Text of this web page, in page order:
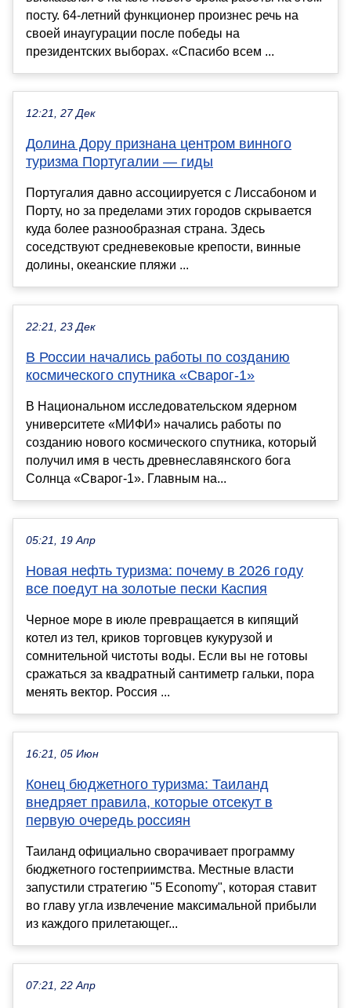
посту. 64-летний функционер произнес речь на
своей инаугурации после победы на
президентских выборах. «Спасибо всем ...
12:21, 27 Дек
Долина Дору признана центром винного
туризма Португалии — гиды
Португалия давно ассоциируется с Лиссабоном и
Порту, но за пределами этих городов скрывается
куда более разнообразная страна. Здесь
соседствуют средневековые крепости, винные
долины, океанские пляжи ...
22:21, 23 Дек
В России начались работы по созданию
космического спутника «Сварог-1»
В Национальном исследовательском ядерном
университете «МИФИ» начались работы по
созданию нового космического спутника, который
получил имя в честь древнеславянского бога
Солнца «Сварог-1». Главным на...
05:21, 19 Апр
Новая нефть туризма: почему в 2026 году
все поедут на золотые пески Каспия
Черное море в июле превращается в кипящий
котел из тел, криков торговцев кукурузой и
сомнительной чистоты воды. Если вы не готовы
сражаться за квадратный сантиметр гальки, пора
менять вектор. Россия ...
16:21, 05 Июн
Конец бюджетного туризма: Таиланд
внедряет правила, которые отсекут в
первую очередь россиян
Таиланд официально сворачивает программу
бюджетного гостеприимства. Местные власти
запустили стратегию "5 Economy", которая ставит
во главу угла извлечение максимальной прибыли
из каждого прилетающег...
07:21, 22 Апр